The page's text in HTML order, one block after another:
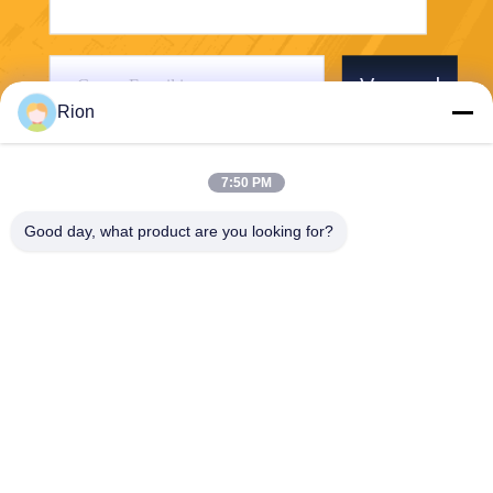
Verzend
Rion
7:50 PM
Good day, what product are you looking for?